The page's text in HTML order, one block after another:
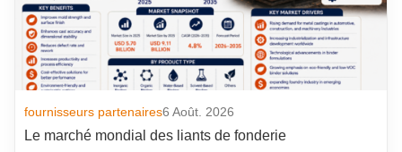
fournisseurs partenaires6 Août. 2026
Le marché mondial des liants de fonderie